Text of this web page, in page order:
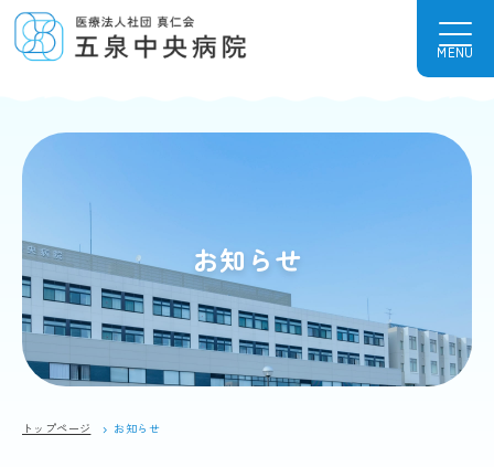
MENU
お知らせ
トップページ お知らせ